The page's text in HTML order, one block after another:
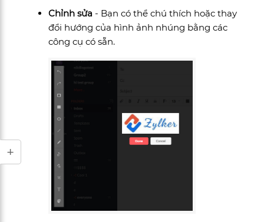
Chỉnh sửa - Bạn có thể chú thích hoặc thay
đổi hướng của hình ảnh nhúng bằng các
công cụ có sẵn.